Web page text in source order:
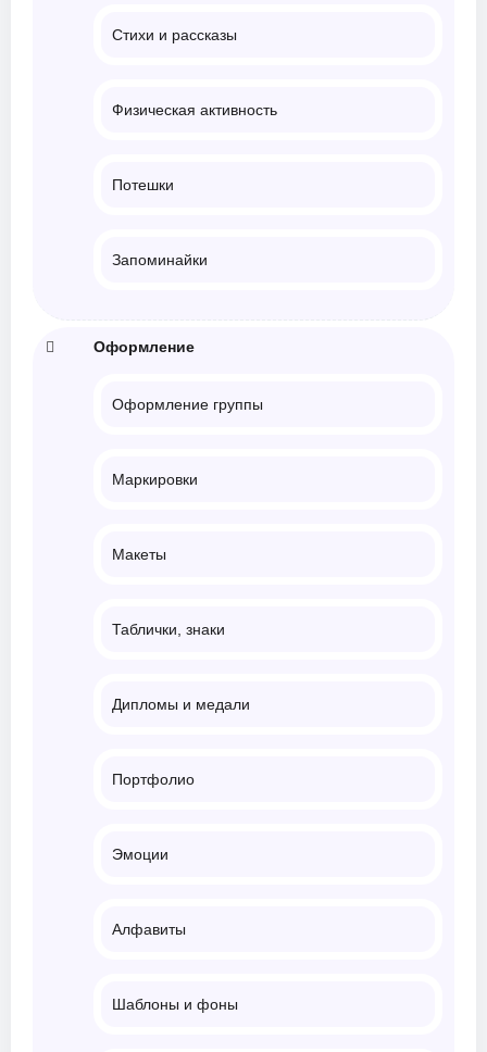
Стихи и рассказы
Физическая активность
Потешки
Запоминайки
Оформление
Оформление группы
Маркировки
Макеты
Таблички, знаки
Дипломы и медали
Портфолио
Эмоции
Алфавиты
Шаблоны и фоны